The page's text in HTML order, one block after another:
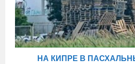
НА КИПРЕ В